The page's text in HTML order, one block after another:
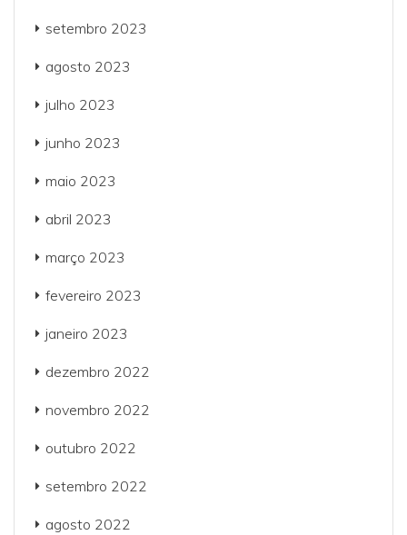
setembro 2023
agosto 2023
julho 2023
junho 2023
maio 2023
abril 2023
março 2023
fevereiro 2023
janeiro 2023
dezembro 2022
novembro 2022
outubro 2022
setembro 2022
agosto 2022